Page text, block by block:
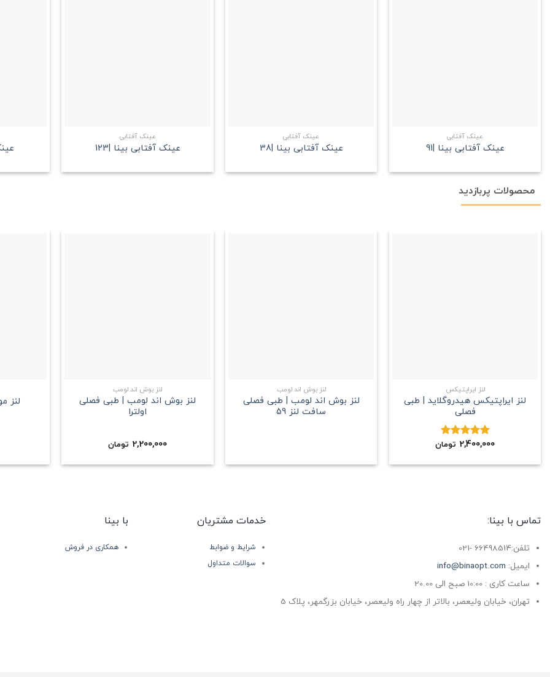
عینک آفتابی
عینک آفتابی بینا |91
عینک آفتابی
عینک آفتابی بینا |38
عینک آفتابی
عینک آفتابی بینا |123
محصولات پربازدید
لنز ایراپتیکس
لنز ایراپتیکس هیدروگلاید | طبی
فصلی
نمره5.002,400,000 تومان
لنز بوش اند لومب
لنز بوش اند لومب | طبی فصلی
سافت لنز 59
لنز بوش اند لومب
لنز بوش اند لومب | طبی فصلی
اولترا
2,200,000 تومان
لنز
تماس با بینا:
تلفن:66498514 -021
ایمیل: info@binaopt.com
ساعت کاری : 10:00 صبح الی 20.00
تهران، خیابان ولیعصر، بالاتر از چهار راه ولیعصر، خیابان بزرگمهر، پلاک 5
خدمات مشتریان
شرایط و ضوابط
سوالات متداول
با بینا
همکاری در فروش